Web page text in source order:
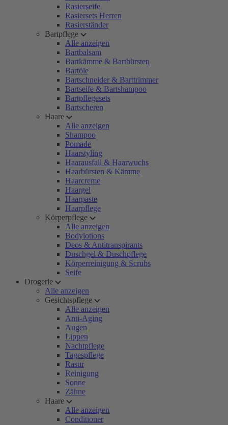
Rasierseife
Rasiersets Herren
Rasierständer
Bartpflege
Alle anzeigen
Bartbalsam
Bartkämme & Bartbürsten
Bartöle
Bartschneider & Barttrimmer
Bartseife & Bartshampoo
Bartpflegesets
Bartscheren
Haare
Alle anzeigen
Shampoo
Pomade
Haarstyling
Haarausfall & Haarwuchs
Haarbürsten & Kämme
Haarcreme
Haargel
Haarpaste
Haarpflege
Körperpflege
Alle anzeigen
Bodylotions
Deos & Antitranspirants
Duschgel & Duschpflege
Körperreinigung & Scrubs
Seife
Drogerie
Alle anzeigen
Gesichtspflege
Alle anzeigen
Anti-Aging
Augen
Lippen
Nachtpflege
Tagespflege
Rasur
Reinigung
Sonne
Zähne
Haare
Alle anzeigen
Conditioner